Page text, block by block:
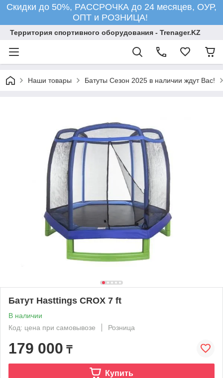
Скидки до 50%, РАССРОЧКА до 24 месяцев, ОУР,
ОПТ и РОЗНИЦА!
Территория спортивного оборудования - Trenager.KZ
Наши товары Батуты Сезон 2025 в наличии ждут Вас!
Батут Hasttings CROX 7 ft
В наличии
Код: цена при самовывозе
Розница
179 000 ₸
Купить